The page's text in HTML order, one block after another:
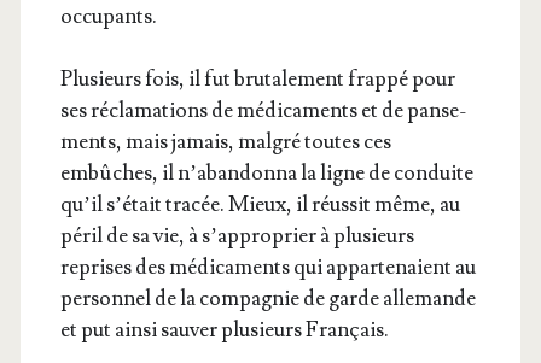
occupants.
Plu­sieurs fois, il fut bru­ta­le­ment frap­pé pour
ses récla­ma­tions de médi­ca­ments et de pan­se­
ments, mais jamais, mal­gré toutes ces
embûches, il n’a­ban­don­na la ligne de conduite
qu’il s’é­tait tra­cée. Mieux, il réus­sit même, au
péril de sa vie, à s’ap­pro­prier à plu­sieurs
reprises des médi­ca­ments qui appar­te­naient au
per­son­nel de la com­pa­gnie de garde alle­mande
et put ain­si sau­ver plu­sieurs Français.